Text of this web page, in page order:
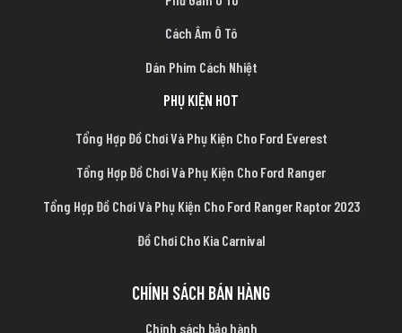
Cách Âm Ô Tô
Dán Phim Cách Nhiệt
PHỤ KIỆN HOT
Tổng Hợp Đồ Chơi Và Phụ Kiện Cho Ford Everest
Tổng Hợp Đồ Chơi Và Phụ Kiện Cho Ford Ranger
Tổng Hợp Đồ Chơi Và Phụ Kiện Cho Ford Ranger Raptor 2023
Đồ Chơi Cho Kia Carnival
CHÍNH SÁCH BÁN HÀNG
Chính sách bảo hành